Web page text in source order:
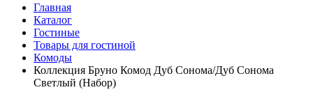
Главная
Каталог
Гостиные
Товары для гостиной
Комоды
Коллекция Бруно Комод Дуб Сонома/Дуб Сонома
Светлый (Набор)